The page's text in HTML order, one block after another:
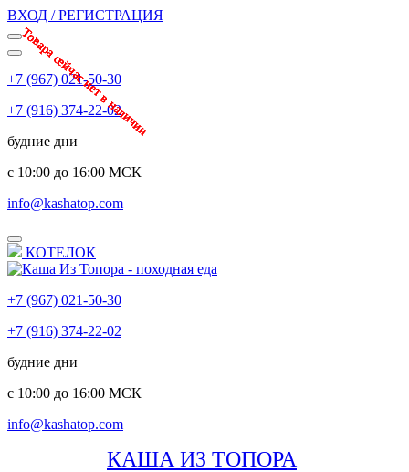
ВХОД / РЕГИСТРАЦИЯ
+7 (967) 021-50-30
+7 (916) 374-22-02
будние дни
с 10:00 до 16:00 МСК
info@kashatop.com
КОТЕЛОК
+7 (967) 021-50-30
+7 (916) 374-22-02
будние дни
с 10:00 до 16:00 МСК
info@kashatop.com
КАША ИЗ ТОПОРА
Товара сейчас нет в наличии
Товара сейчас нет в наличии
Товара сейчас нет в наличии
Товара сейчас нет в наличии
Товара сейчас нет в наличии
Товара сейчас нет в наличии
Товара сейчас нет в наличии